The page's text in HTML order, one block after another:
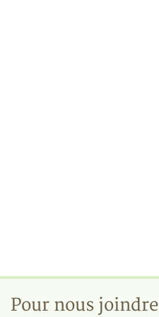
Pour nous joindre